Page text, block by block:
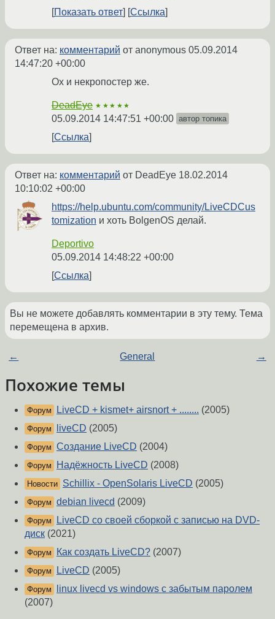
Показать ответ
Ссылка
Ответ на: комментарий от anonymous 05.09.2014
14:47:20 +00:00
Ох и некропостер же.
DeadEye ★★★★★
05.09.2014 14:47:51 +00:00 автор топика
Ссылка
Ответ на: комментарий от DeadEye 18.02.2014
10:10:02 +00:00
https://help.ubuntu.com/community/LiveCDCus
tomization и хоть BolgenOS делай.
Deportivo
05.09.2014 14:48:22 +00:00
Ссылка
Вы не можете добавлять комментарии в эту тему. Тема
перемещена в архив.
← General →
Похожие темы
Форум LiveCD + kismet+ airsnort + ........ (2005)
Форум liveCD (2005)
Форум Создание LiveCD (2004)
Форум Надёжность LiveCD (2008)
Новости Schillix - OpenSolaris LiveCD (2005)
Форум debian livecd (2009)
Форум
LiveCD со своей сборкой с записью на DVD-
диск (2021)
Форум Как создать LiveCD? (2007)
Форум LiveCD (2005)
Форум
linux livecd vs windows с забытым паролем
(2007)